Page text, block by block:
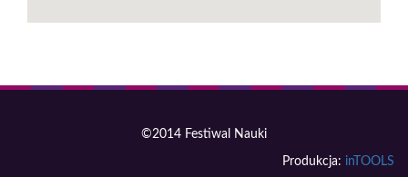
©2014 Festiwal Nauki
Produkcja: inTOOLS